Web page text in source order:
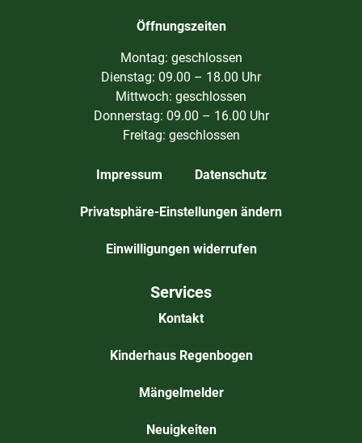
Öffnungszeiten
Montag: geschlossen
Dienstag: 09.00 – 18.00 Uhr
Mittwoch: geschlossen
Donnerstag: 09.00 – 16.00 Uhr
Freitag: geschlossen
Impressum Datenschutz
Privatsphäre-Einstellungen ändern
Einwilligungen widerrufen
Services
Kontakt
Kinderhaus Regenbogen
Mängelmelder
Neuigkeiten